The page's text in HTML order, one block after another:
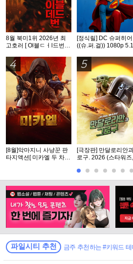
8월 북미1위 2026년 최
고호러 [ Ol블ㄷㅓl드번 ]
[정식릴] DC 슈퍼히
((슈.퍼.걸)) 1080p
4
[8월]악마지니 사냥꾼 판
타지액션[ 미카엘 두 차원
5
[극장판] 만달로리안
로구. 2026 (스타워즈
파일시티 추천 금주 추천하는 #키워드 테